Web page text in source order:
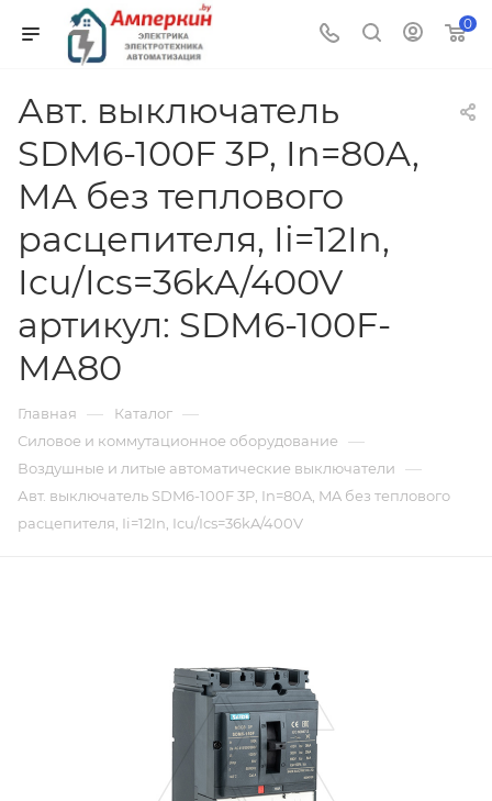
0
Авт. выключатель
SDM6-100F 3P, In=80A,
MA без теплового
расцепителя, Ii=12In,
Icu/Ics=36kA/400V
артикул: SDM6-100F-
MA80
Главная — Каталог —
Силовое и коммутационное оборудование —
Воздушные и литые автоматические выключатели —
Авт. выключатель SDM6-100F 3P, In=80A, MA без теплового
расцепителя, Ii=12In, Icu/Ics=36kA/400V